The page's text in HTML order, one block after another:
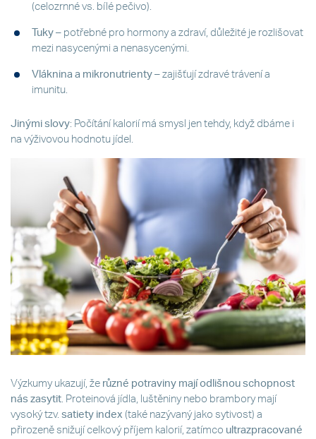
(celozrnné vs. bílé pečivo).
Tuky – potřebné pro hormony a zdraví, důležité je rozlišovat
mezi nasycenými a nenasycenými.
Vláknina a mikronutrienty – zajišťují zdravé trávení a
imunitu.
Jinými slovy: Počítání kalorií má smysl jen tehdy, když dbáme i
na výživovou hodnotu jídel.
Výzkumy ukazují, že různé potraviny mají odlišnou schopnost
nás zasytit . Proteinová jídla, luštěniny nebo brambory mají
vysoký tzv. satiety index (také nazývaný jako sytivost) a
přirozeně snižují celkový příjem kalorií, zatímco ultrazpracované